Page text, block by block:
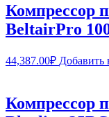
Компрессор
BeltairPro
44,387.00₽ Добавить
Компрессор